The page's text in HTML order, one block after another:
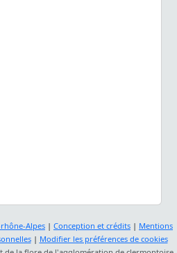
Alpes | Conception et crédits | Mentions
| Modifier les préférences de cookies